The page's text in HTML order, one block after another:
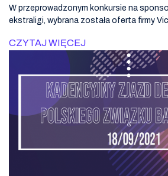
W przeprowadzonym konkursie na
ekstraligi, wybrana została oferta firmy
CZYTAJ WIĘCEJ